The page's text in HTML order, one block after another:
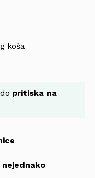
koša
pritiska na
nejednako